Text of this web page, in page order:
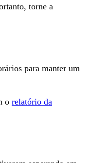
torne a
para manter um
o relatório da